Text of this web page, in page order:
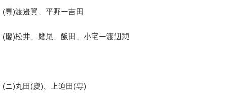
(専)渡邉翼、平野ー吉田
(慶)松井、鷹尾、飯田、小宅ー渡辺憩
(ニ)丸田(慶)、上迫田(専)